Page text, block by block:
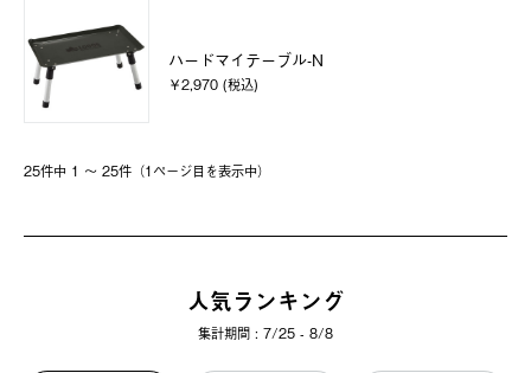
ハードマイテーブル-N
￥2,970 (税込)
25件中 1 〜 25件（1ページ⽬を表⽰中）
人気ランキング
集計期間 : 7/25 - 8/8